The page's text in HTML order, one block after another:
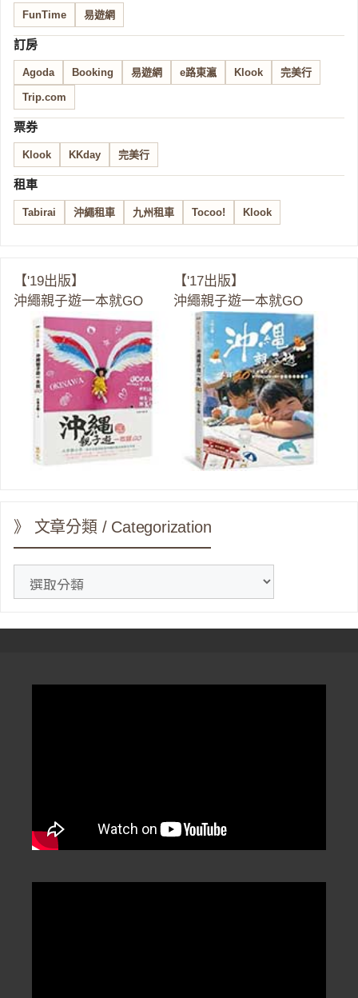
FunTime 易遊網
訂房
Agoda Booking 易遊網 e路東瀛 Klook 完美行
Trip.com
票券
Klook KKday 完美行
租車
Tabirai 沖繩租車 九州租車 Tocoo! Klook
【'19出版】
沖繩親子遊一本就GO
【'17出版】
沖繩親子遊一本就GO
》 文章分類 / Categorization
分